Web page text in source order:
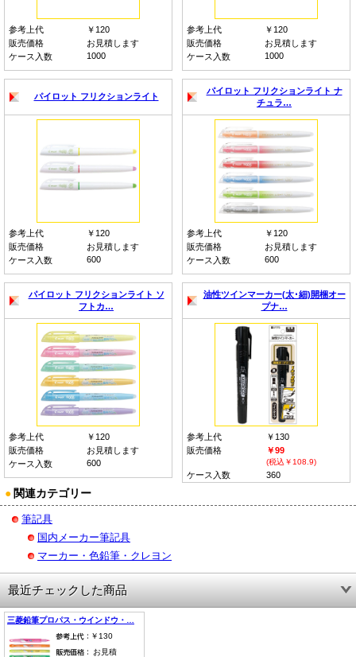
参考上代
￥120
販売価格
お見積します
ケース入数
1000
参考上代
￥120
販売価格
お見積します
ケース入数
1000
パイロット フリクションライト
参考上代
￥120
販売価格
お見積します
ケース入数
600
パイロット フリクションライト ナ
チュラ…
参考上代
￥120
販売価格
お見積します
ケース入数
600
パイロット フリクションライト ソ
フトカ…
参考上代
￥120
販売価格
お見積します
ケース入数
600
油性ツインマーカー(太･細)開梱オー
プナ…
参考上代
￥130
販売価格
￥99
(税込￥108.9)
ケース入数 360
● 関連カテゴリー
筆記具
国内メーカー筆記具
マーカー・色鉛筆・クレヨン
最近チェックした商品
三菱鉛筆プロパス・ウインドウ・…
￥130
お見積